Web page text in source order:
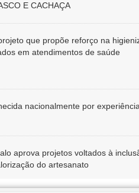
E CACHAÇA
que propõe reforço na
em atendimentos de saúde
nacionalmente por
aprova projetos voltados à
do artesanato